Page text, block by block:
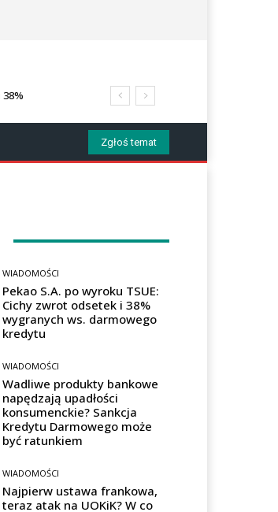
Zgłoś temat
WIADOMOŚCI
Pekao S.A. po wyroku TSUE:
Cichy zwrot odsetek i 38%
wygranych ws. darmowego
kredytu
WIADOMOŚCI
Wadliwe produkty bankowe
napędzają upadłości
konsumenckie? Sankcja
Kredytu Darmowego może
być ratunkiem
WIADOMOŚCI
Najpierw ustawa frankowa,
teraz atak na UOKiK? W co